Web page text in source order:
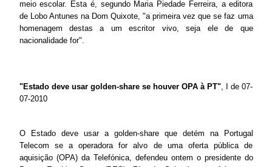
meio escolar. Esta é, segundo Maria Piedade Ferreira, a editora
de Lobo Antunes na Dom Quixote, "a primeira vez que se faz uma
homenagem destas a um escritor vivo, seja ele de que
nacionalidade for".
"Estado deve usar golden-share se houver OPA à PT", I de 07-
07-2010
O Estado deve usar a golden-share que detém na Portugal
Telecom se a operadora for alvo de uma oferta pública de
aquisição (OPA) da Telefónica, defendeu ontem o presidente do